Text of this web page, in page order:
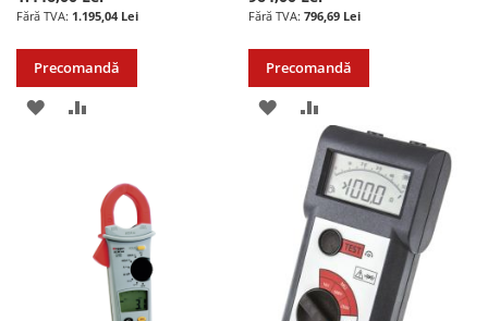
1.195,04 Lei
Precomandă
ADAUGATI
DORINTE
COMPARARE
796,69 Lei
Precomandă
ADAUGATI
LISTA
DORINTE
PENTRU
COMPARARE